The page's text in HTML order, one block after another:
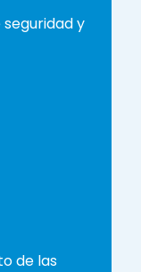
y
de las